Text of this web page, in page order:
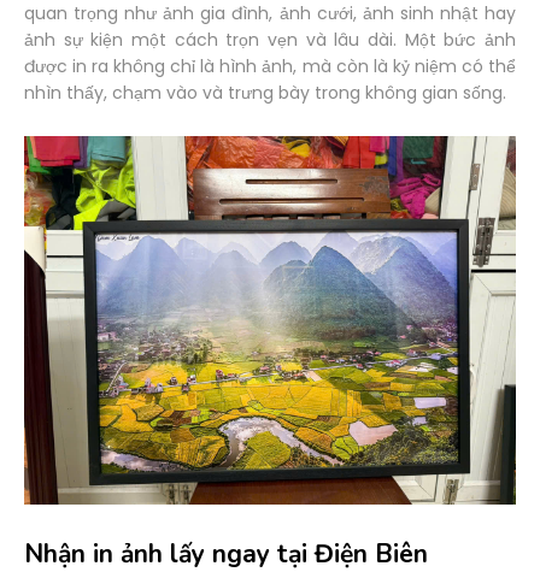
quan trọng như ảnh gia đình, ảnh cưới, ảnh sinh nhật hay
ảnh sự kiện một cách trọn vẹn và lâu dài. Một bức ảnh
được in ra không chỉ là hình ảnh, mà còn là kỷ niệm có thể
nhìn thấy, chạm vào và trưng bày trong không gian sống.
Nhận in ảnh lấy ngay tại Điện Biên